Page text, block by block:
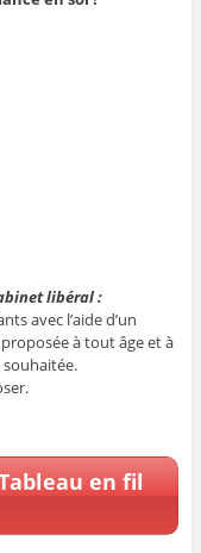
libéral :
avec l’aide d’un
à tout âge et à
en fil